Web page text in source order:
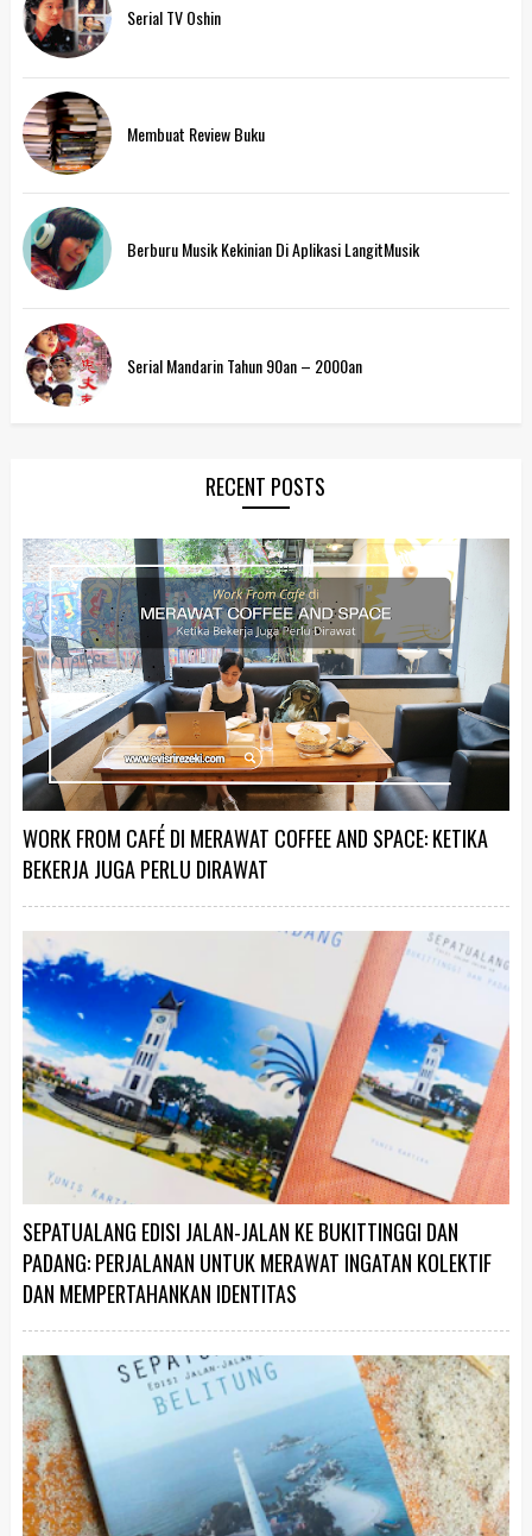
Serial TV Oshin
Membuat Review Buku
Berburu Musik Kekinian Di Aplikasi LangitMusik
Serial Mandarin Tahun 90an – 2000an
RECENT POSTS
WORK FROM CAFÉ DI MERAWAT COFFEE AND SPACE: KETIKA
BEKERJA JUGA PERLU DIRAWAT
SEPATUALANG EDISI JALAN-JALAN KE BUKITTINGGI DAN
PADANG: PERJALANAN UNTUK MERAWAT INGATAN KOLEKTIF
DAN MEMPERTAHANKAN IDENTITAS